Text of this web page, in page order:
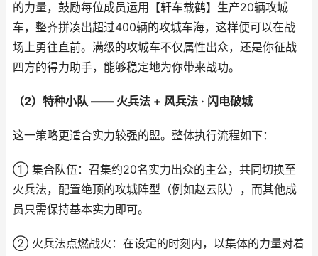
的力量，鼓励每位成员运用【轩车载鹤】生产20辆攻城
车，整齐拼凑出超过400辆的攻城车海，这样便可以在战
场上勇往直前。满级的攻城车不仅属性出众，还是你征战
四方的得力助手，能够稳定地为你带来战功。
（2）特种小队 —— 火兵法 + 风兵法 · 闪电破城
这一策略更适合实力较强的盟。整体执行流程如下：
① 集合队伍：召集约20名实力出众的主公，共同切换至
火兵法，配置绝顶的攻城阵型（例如赵云队），而其他成
员只需保持基本实力即可。
② 火兵法点燃战火：在设定的时刻内，以集体的力量对着